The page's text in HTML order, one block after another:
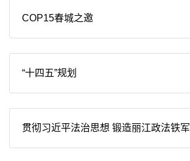
COP15春城之邀
“十四五”规划
贯彻习近平法治思想 锻造丽江政法铁军